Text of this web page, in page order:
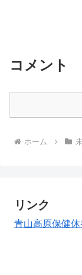
コメント
ホーム
リンク
青山高原保健